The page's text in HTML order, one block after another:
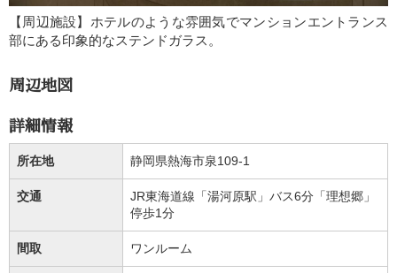
【周辺施設】ホテルのような雰囲気でマンションエントランス
部にある印象的なステンドガラス。
周辺地図
詳細情報
所在地 静岡県熱海市泉109-1
交通
JR東海道線「湯河原駅」バス6分「理想郷」
停歩1分
間取 ワンルーム